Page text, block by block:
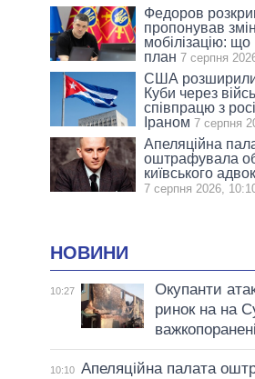
Федоров
пропонував
мобілізацію:
план 7 серпня
США розширили
Куби через
співпрацю з
Іраном 7 серпня
Апеляційна
оштрафувала
київського
7 серпня 2026,
НОВИНИ
10:27
Окупанти
ринок на на
важкопоранені
10:10 Апеляційна палата